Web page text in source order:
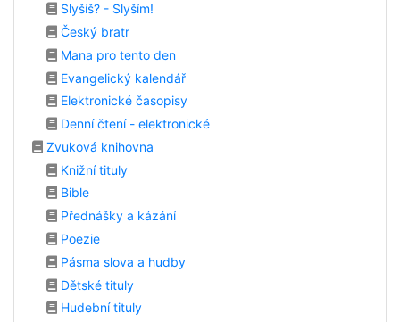
Slyšíš? - Slyším!
Český bratr
Mana pro tento den
Evangelický kalendář
Elektronické časopisy
Denní čtení - elektronické
Zvuková knihovna
Knižní tituly
Bible
Přednášky a kázání
Poezie
Pásma slova a hudby
Dětské tituly
Hudební tituly